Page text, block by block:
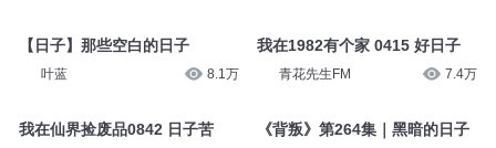
【日子】那些空白的日子
叶蓝 8.1万
我在仙界捡废品0842 日子苦
我在1982有个家 0415 好日子
青花先生FM 7.4万
《背叛》第264集｜黑暗的日子